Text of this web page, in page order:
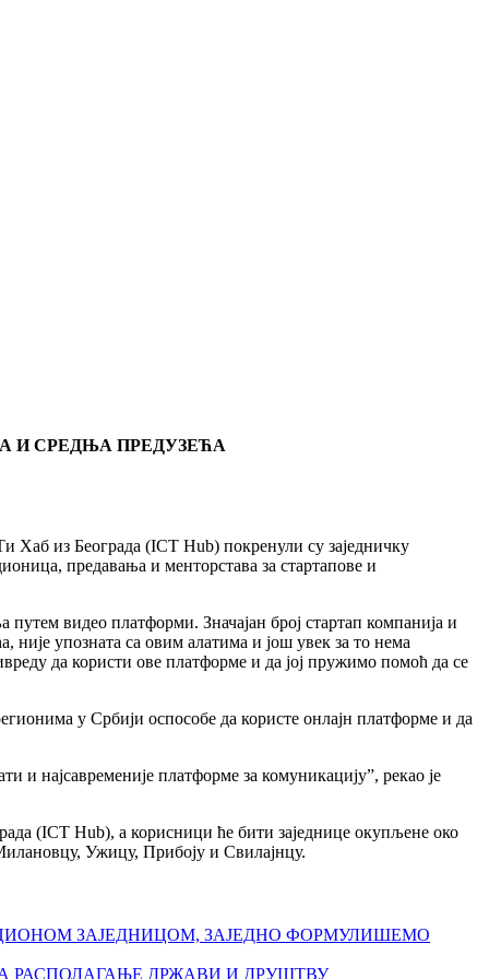
И СРЕДЊА ПРЕДУЗЕЋА
Хаб из Београда (ICT Hub) покренули су заједничку
предавања и менторстава за стартапове и
видео платформи. Значајан број стартап компанија и
није упозната са овим алатима и још увек за то нема
да користи ове платформе и да јој пружимо помоћ да се
у Србији оспособе да користе онлајн платформе и да
и најсавременије платформе за комуникацију”, рекао је
(ICT Hub), а корисници ће бити заједнице окупљене око
Ужицу, Прибоју и Свилајнцу.
ЗАЈЕДНИЦОМ, ЗАЈЕДНО ФОРМУЛИШЕМО
РАСПОЛАГАЊЕ ДРЖАВИ И ДРУШТВУ